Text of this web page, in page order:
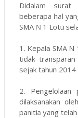
Didalam surat
beberapa hal
SMA N 1 Lotu
1. Kepala SMA
tidak
sejak tahun
2.
dilaksanakan
panitia yang